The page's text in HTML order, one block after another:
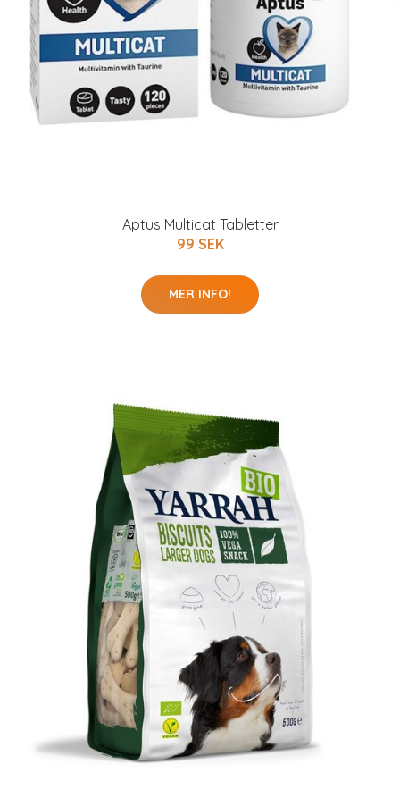
Aptus Multicat Tabletter
99 SEK
MER INFO!